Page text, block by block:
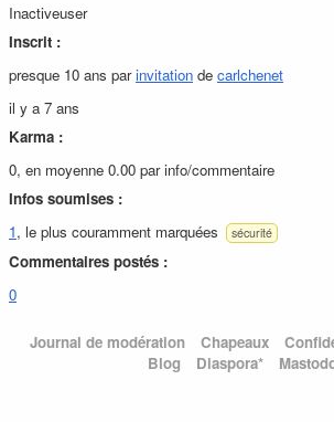
Inactiveuser
Inscrit :
presque 10 ans parinvitation de carlchenet
il y a 7 ans
Karma :
0, en moyenne 0.00 par info/commentaire
Infos soumises :
1, le plus couramment marquées sécurité
Commentaires postés :
0
Journal de modération Chapeaux
Blog
Diaspora*